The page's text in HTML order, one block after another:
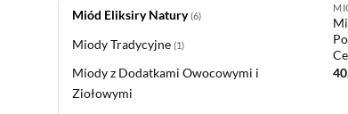
Miód Eliksiry Natury (6)
Miody Tradycyjne (1)
Miody z Dodatkami Owocowymi i
Ziołowymi